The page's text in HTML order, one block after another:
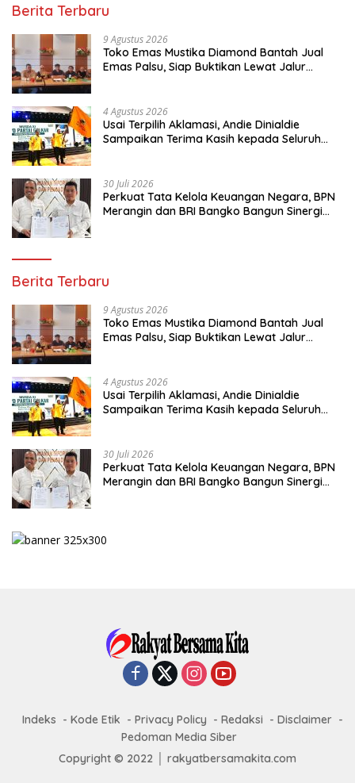
Berita Terbaru
9 Agustus 2026
Toko Emas Mustika Diamond Bantah Jual
Emas Palsu, Siap Buktikan Lewat Jalur
4 Agustus 2026
Usai Terpilih Aklamasi, Andie Dinialdie
Sampaikan Terima Kasih kepada Seluruh
30 Juli 2026
Perkuat Tata Kelola Keuangan Negara, BPN
Merangin dan BRI Bangko Bangun Sinergi
Berita Terbaru
9 Agustus 2026
Toko Emas Mustika Diamond Bantah Jual
Emas Palsu, Siap Buktikan Lewat Jalur
4 Agustus 2026
Usai Terpilih Aklamasi, Andie Dinialdie
Sampaikan Terima Kasih kepada Seluruh
30 Juli 2026
Perkuat Tata Kelola Keuangan Negara, BPN
Merangin dan BRI Bangko Bangun Sinergi
Indeks Kode Etik Privacy Policy Redaksi
Disclaimer
Pedoman Media Siber
Copyright © 2022 │ rakyatbersamakita.com